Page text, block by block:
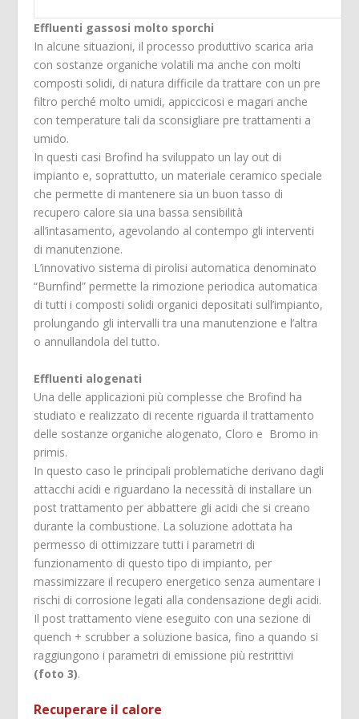
Effluenti gassosi molto sporchi
In alcune situazioni, il processo produttivo scarica aria
con sostanze organiche volatili ma anche con molti
composti solidi, di natura difficile da trattare con un pre
filtro perché molto umidi, appiccicosi e magari anche
con temperature tali da sconsigliare pre trattamenti a
umido.
In questi casi Brofind ha sviluppato un lay out di
impianto e, soprattutto, un materiale ceramico speciale
che permette di mantenere sia un buon tasso di
recupero calore sia una bassa sensibilità
all’intasamento, agevolando al contempo gli interventi
di manutenzione.
L’innovativo sistema di pirolisi automatica denominato
“Burnfind” permette la rimozione periodica automatica
di tutti i composti solidi organici depositati sull’impianto,
prolungando gli intervalli tra una manutenzione e l’altra
o annullandola del tutto.
Effluenti alogenati
Una delle applicazioni più complesse che Brofind ha
studiato e realizzato di recente riguarda il trattamento
delle sostanze organiche alogenato, Cloro e Bromo in
primis.
In questo caso le principali problematiche derivano dagli
attacchi acidi e riguardano la necessità di installare un
post trattamento per abbattere gli acidi che si creano
durante la combustione. La soluzione adottata ha
permesso di ottimizzare tutti i parametri di
funzionamento di questo tipo di impianto, per
massimizzare il recupero energetico senza aumentare i
rischi di corrosione legati alla condensazione degli acidi.
Il post trattamento viene eseguito con una sezione di
quench + scrubber a soluzione basica, fino a quando si
raggiungono i parametri di emissione più restrittivi
(foto 3).
Recuperare il calore